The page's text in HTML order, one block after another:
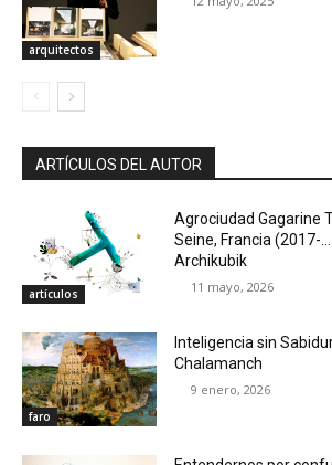
arquitectos
ARTÍCULOS DEL AUTOR
artículos
Agrociudad Gagarine
Seine, Francia (2017-…
Archikubik
11 mayo, 2026
faro
Inteligencia sin
Chalamanch
9 enero, 2026